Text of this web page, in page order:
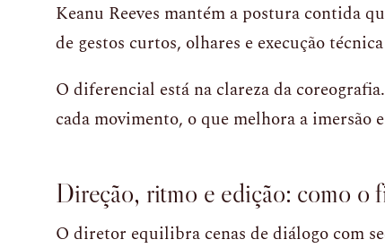
Keanu Reeves mantém a postura contida
de gestos curtos, olhares e execução
O diferencial está na clareza da
cada movimento, o que melhora a imersão
Direção, ritmo e edição: como o
O diretor equilibra cenas de diálogo com